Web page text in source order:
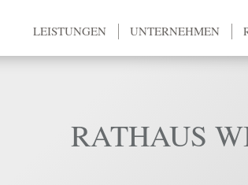
LEISTUNGEN UNTERNEHMEN
RATHAUS